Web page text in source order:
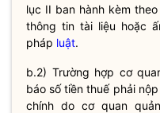
lục II ban hành kèm
thông tin tài liệu hoặc
pháp luật.
b.2) Trường hợp cơ
báo số tiềnthuếphải nộp
chính do cơ quan